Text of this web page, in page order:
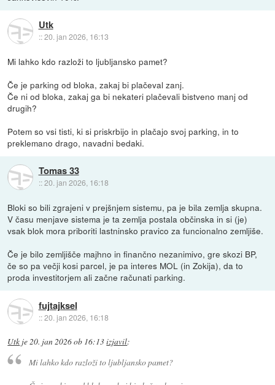
Utk
::20. jan 2026, 16:13
Mi lahko kdo razloži to ljubljansko pamet?
Če je parking od bloka, zakaj bi plačeval zanj.
Če ni od bloka, zakaj ga bi nekateri plačevali bistveno manj od
drugih?
Potem so vsi tisti, ki si priskrbijo in plačajo svoj parking, in to
preklemano drago, navadni bedaki.
Tomas 33
::20. jan 2026, 16:18
Bloki so bili zgrajeni v prejšnjem sistemu, pa je bila zemlja skupna.
V času menjave sistema je ta zemlja postala občinska in si (je)
vsak blok mora priboriti lastninsko pravico za funcionalno zemljiše.
Če je bilo zemljišče majhno in finančno nezanimivo, gre skozi BP,
če so pa večji kosi parcel, je pa interes MOL (in Zokija), da to
proda investitorjem ali začne računati parking.
fujtajksel
::20. jan 2026, 16:18
Utk je20. jan 2026 ob 16:13izjavil:
Mi lahko kdo razloži to ljubljansko pamet?